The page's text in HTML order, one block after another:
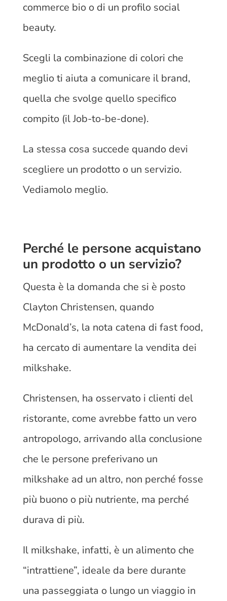
commerce bio o di un profilo social
beauty.
Scegli la combinazione di colori che
meglio ti aiuta a comunicare il brand,
quella che svolge quello specifico
compito (il Job-to-be-done).
La stessa cosa succede quando devi
scegliere un prodotto o un servizio.
Vediamolo meglio.
Perché le persone acquistano
un prodotto o un servizio?
Questa è la domanda che si è posto
Clayton Christensen, quando
McDonald’s, la nota catena di fast food,
ha cercato di aumentare la vendita dei
milkshake.
Christensen, ha osservato i clienti del
ristorante, come avrebbe fatto un vero
antropologo, arrivando alla conclusione
che le persone preferivano un
milkshake ad un altro, non perché fosse
più buono o più nutriente, ma perché
durava di più.
Il milkshake, infatti, è un alimento che
“intrattiene”, ideale da bere durante
una passeggiata o lungo un viaggio in